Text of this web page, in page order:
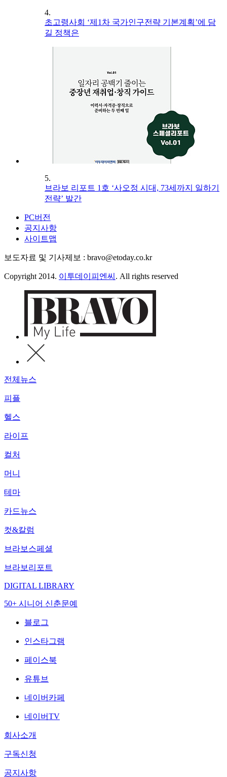
4.
초고령사회 ‘제1차 국가인구전략 기본계획’에 담
길 정책은
5.
브라보 리포트 1호 ‘사오정 시대, 73세까지 일하기
전략’ 발간
PC버전
공지사항
사이트맵
보도자료 및 기사제보 : bravo@etoday.co.kr
Copyright 2014. 이투데이피엔씨 . All rights reserved
전체뉴스
피플
헬스
라이프
컬처
머니
테마
카드뉴스
컷&칼럼
브라보스페셜
브라보리포트
DIGITAL LIBRARY
50+ 시니어 신춘문예
블로그
인스타그램
페이스북
유튜브
네이버카페
네이버TV
회사소개
구독신청
공지사항